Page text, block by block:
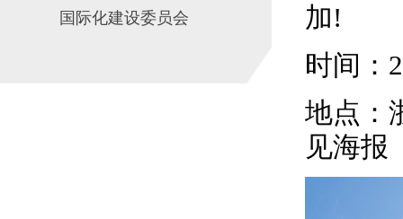
国际化建设委员会 加!
时间：
地点：
见海报